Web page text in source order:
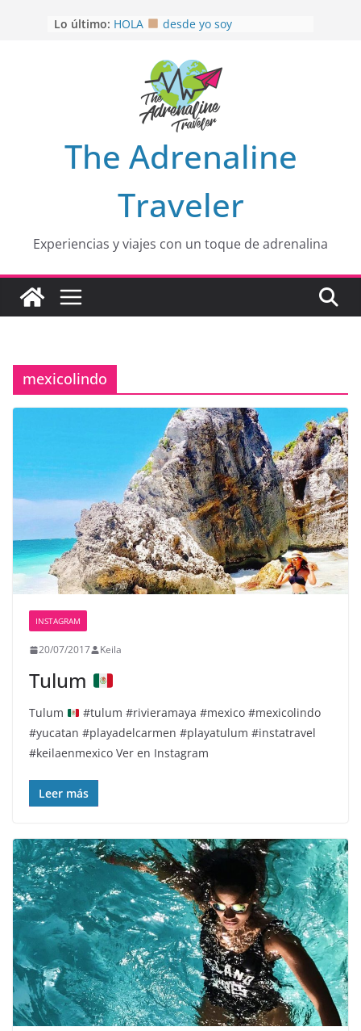
Lo último: HOLA
desde yo soy
EL SENDERO DEL CACAO: Excelente
opción
HOSPEDAJE AL NATURALSHH !!
OTRA PERSPECTIVA de RÍO EL
MULITO!
The Adrenaline
Traveler
Experiencias y viajes con un toque de adrenalina
mexicolindo
INSTAGRAM
20/07/2017 Keila
Tulum
Tulum
#tulum #rivieramaya #mexico #mexicolindo
#yucatan #playadelcarmen #playatulum #instatravel
#keilaenmexico Ver en Instagram
Leer más